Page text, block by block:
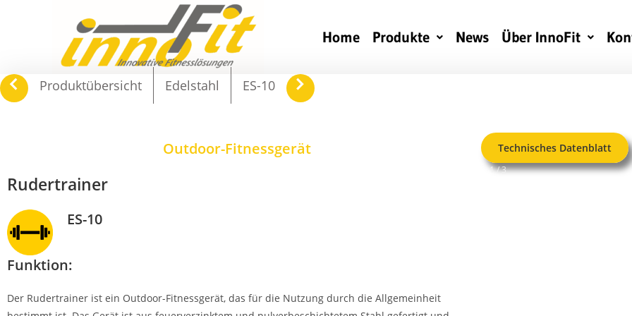
Home Produkte News Über InnoFit
navigate_before Produktübersicht Edelstahl ES-10 keyboard_arrow_right
Outdoor-Fitnessgerät
Rudertrainer
ES-10
Funktion:
Der Rudertrainer ist ein Outdoor-Fitnessgerät, das für die Nutzung durch die Allgemeinheit
Technisches Datenblatt
1 / 3